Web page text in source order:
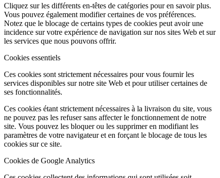
Cliquez sur les différents en-têtes de catégories pour en savoir plus.
Vous pouvez également modifier certaines de vos préférences.
Notez que le blocage de certains types de cookies peut avoir une
incidence sur votre expérience de navigation sur nos sites Web et sur
les services que nous pouvons offrir.
Cookies essentiels
Ces cookies sont strictement nécessaires pour vous fournir les
services disponibles sur notre site Web et pour utiliser certaines de
ses fonctionnalités.
Ces cookies étant strictement nécessaires à la livraison du site, vous
ne pouvez pas les refuser sans affecter le fonctionnement de notre
site. Vous pouvez les bloquer ou les supprimer en modifiant les
paramètres de votre navigateur et en forçant le blocage de tous les
cookies sur ce site.
Cookies de Google Analytics